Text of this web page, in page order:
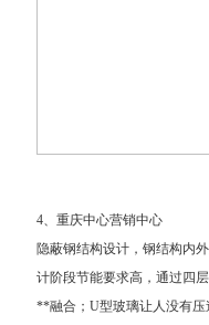
4、重庆中心营销中心
隐蔽钢结构设计，钢结构内
计阶段节能要求高，通过四
**融合；U型玻璃让人没有